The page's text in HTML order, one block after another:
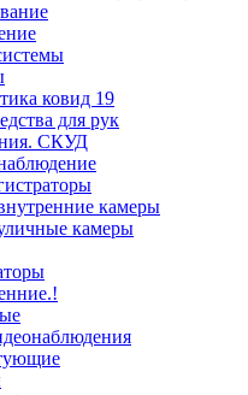
ковид 19
для рук
СКУД
камеры
камеры